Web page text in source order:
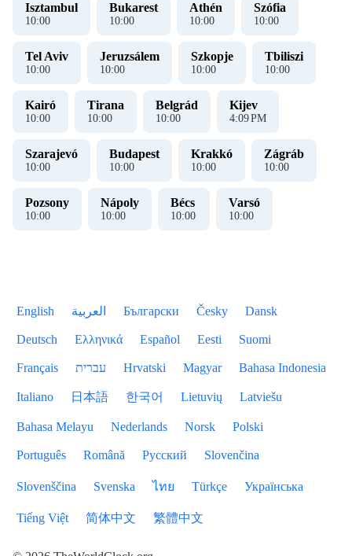
Isztambul
10:00
Bukarest
10:00
Athén
10:00
Szófia
10:00
Tel Aviv
10:00
Jeruzsálem
10:00
Szkopje
10:00
Tbiliszi
10:00
Kairó
10:00
Tirana
10:00
Belgrád
10:00
Kijev
4:09PM
Szarajevó
10:00
Budapest
10:00
Krakkó
10:00
Zágráb
10:00
Pozsony
10:00
Nápoly
10:00
Bécs
10:00
Varsó
10:00
English العربية Български Česky Dansk
Deutsch Ελληνικά Español Eesti Suomi
Français עברית Hrvatski Magyar Bahasa Indonesia
Italiano 日本語 한국어 Lietuvių Latviešu
Bahasa Melayu Nederlands Norsk Polski
Português Română Русский Slovenčina
Slovenščina Svenska ไทย Türkçe Українська
Tiếng Việt 简体中文 繁體中文